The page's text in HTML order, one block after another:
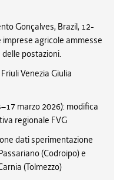
Gonçalves, Brazil, 12-
imprese agricole ammesse
postazioni.
Venezia Giulia
marzo 2026): modifica
regionale FVG
dati sperimentazione
(Codroipo) e
(Tolmezzo)